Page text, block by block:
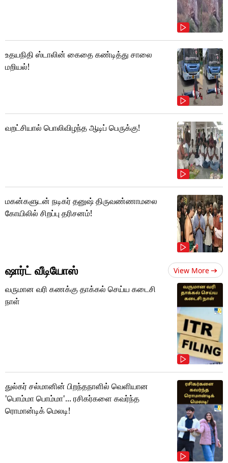
உதயநிதி ஸ்டாலின் கைதை கண்டித்து சாலை
மறியல்!
வறட்சியால் பொலிவிழந்த ஆடிப் பெருக்கு!
மகன்களுடன் நடிகர் தனுஷ் திருவண்ணாமலை
கோயிலில் சிறப்பு தரிசனம்!
ஷார்ட் வீடியோஸ் View More
வருமான வரி கணக்கு தாக்கல் செய்ய கடைசி
நாள்
துல்கர் சல்மானின் பிறந்தநாளில் வெளியான
'பொம்மா பொம்மா'... ரசிகர்களை கவர்ந்த
ரொமான்டிக் மெலடி!